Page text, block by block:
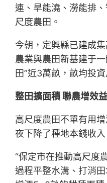
連、旱能澆、澇能排
尺度農田。
今朝，定興縣已建成
農業與農田新基建于
田”近3萬畝，畝均投
整田擴面積 聯農增效益
高尺度農田不單有用
夜下降了種地本錢收入
“保定市在推動高尺度
過程平整水溝、打消